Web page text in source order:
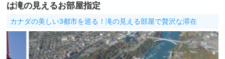
は滝の見えるお部屋指定
カナダの美しい3都市を巡る！滝の見える部屋で贅沢な滞在